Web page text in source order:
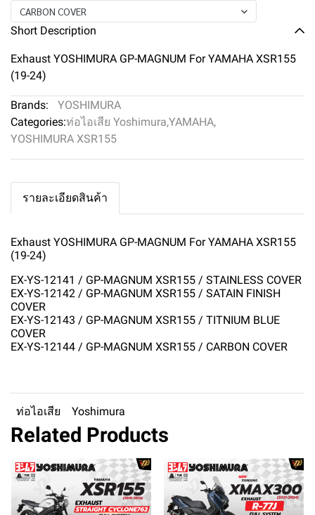
CARBON COVER
Short Description
Exhaust YOSHIMURA GP-MAGNUM For YAMAHA XSR155
(19-24)
Brands:
YOSHIMURA
Categories:ท่อไอเสีย Yoshimura,YAMAHA,
YOSHIMURA XSR155
รายละเอียดสินค้า
Exhaust YOSHIMURA GP-MAGNUM For YAMAHA XSR155
(19-24)
EX-YS-12141 / GP-MAGNUM XSR155 / STAINLESS COVER
EX-YS-12142 / GP-MAGNUM XSR155 / SATAIN FINISH
COVER
EX-YS-12143 / GP-MAGNUM XSR155 / TITNIUM BLUE
COVER
EX-YS-12144 / GP-MAGNUM XSR155 / CARBON COVER
ท่อไอเสีย Yoshimura
Related Products